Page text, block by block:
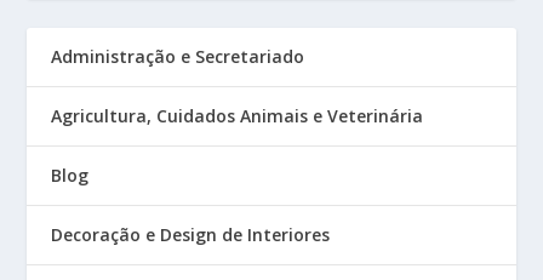
Administração e Secretariado
Agricultura, Cuidados Animais e Veterinária
Blog
Decoração e Design de Interiores